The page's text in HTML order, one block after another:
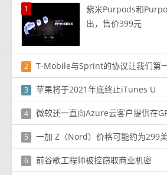
1
紫米Purpods和
出，售价399元
2 T-Mobile与Sprint的协议让我们第
3 苹果将​​于2021年底终止iTunes U
4 微软还一直向Azure云客户提供在GPU加速的虚拟
5 一加 Z（Nord）价格可能约为299
6 前谷歌工程师被控窃取商业机密